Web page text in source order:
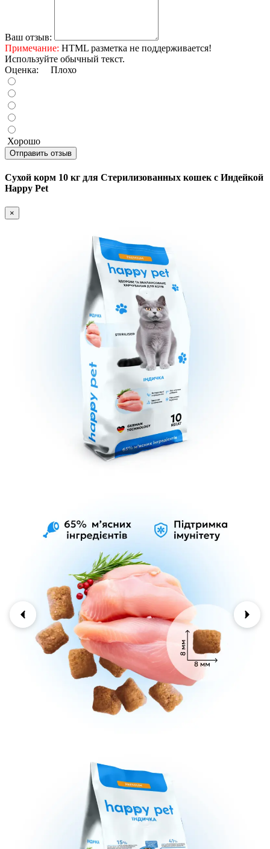
Ваш отзыв:
Примечание: HTML разметка не поддерживается!
Используйте обычный текст.
Оценка: Плохо
Хорошо
Отправить отзыв
Сухой корм 10 кг для Стерилизованных кошек с Индейкой
Happy Pet
×